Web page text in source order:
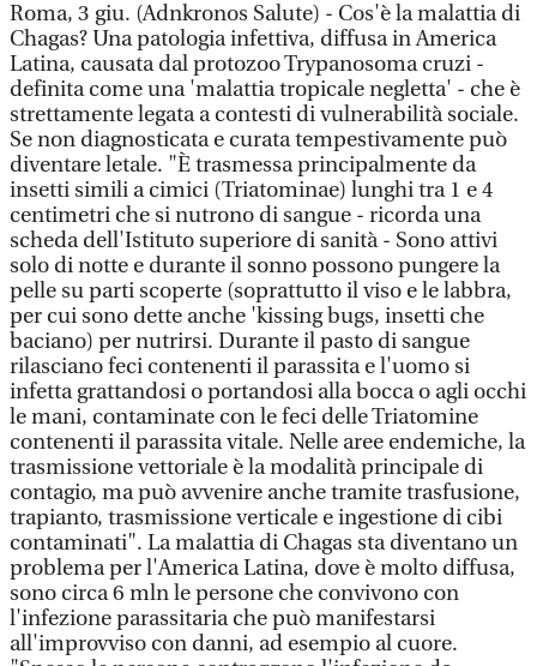
Roma, 3 giu. (Adnkronos Salute) - Cos'è la malattia di
Chagas? Una patologia infettiva, diffusa in America
Latina, causata dal protozoo Trypanosoma cruzi -
definita come una 'malattia tropicale negletta' - che è
strettamente legata a contesti di vulnerabilità sociale.
Se non diagnosticata e curata tempestivamente può
diventare letale. "È trasmessa principalmente da
insetti simili a cimici (Triatominae) lunghi tra 1 e 4
centimetri che si nutrono di sangue - ricorda una
scheda dell'Istituto superiore di sanità - Sono attivi
solo di notte e durante il sonno possono pungere la
pelle su parti scoperte (soprattutto il viso e le labbra,
per cui sono dette anche 'kissing bugs, insetti che
baciano) per nutrirsi. Durante il pasto di sangue
rilasciano feci contenenti il parassita e l'uomo si
infetta grattandosi o portandosi alla bocca o agli occhi
le mani, contaminate con le feci delle Triatomine
contenenti il parassita vitale. Nelle aree endemiche, la
trasmissione vettoriale è la modalità principale di
contagio, ma può avvenire anche tramite trasfusione,
trapianto, trasmissione verticale e ingestione di cibi
contaminati". La malattia di Chagas sta diventano un
problema per l'America Latina, dove è molto diffusa,
sono circa 6 mln le persone che convivono con
l'infezione parassitaria che può manifestarsi
all'improvviso con danni, ad esempio al cuore.